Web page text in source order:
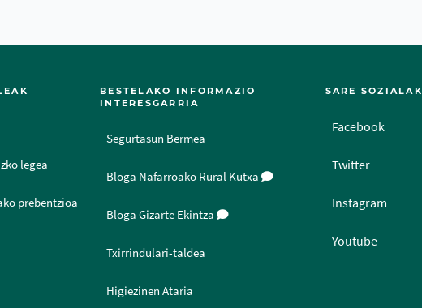
legea
prebentzioa
BESTELAKO INFORMAZIO
INTERESGARRIA
Segurtasun Bermea
Bloga Nafarroako Rural Kutxa
Bloga Gizarte Ekintza
Txirrindulari-taldea
Higiezinen Ataria
SARE SOZIALAK
Facebook
Twitter
Instagram
Youtube